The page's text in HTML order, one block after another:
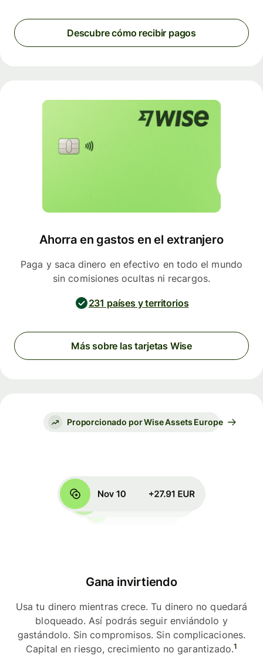
Descubre cómo recibir pagos
Ahorra en gastos en el extranjero
Paga y saca dinero en efectivo en todo el mundo
sin comisiones ocultas ni recargos.
231 países y territorios
Más sobre las tarjetas Wise
Proporcionado por Wise Assets Europe
Gana invirtiendo
Usa tu dinero mientras crece. Tu dinero no quedará
bloqueado. Así podrás seguir enviándolo y
gastándolo. Sin compromisos. Sin complicaciones.
Capital en riesgo, crecimiento no garantizado.1